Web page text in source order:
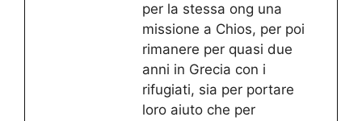
per la stessa ong una
missione a Chios, per poi
rimanere per quasi due
anni in Grecia con i
rifugiati, sia per portare
loro aiuto che per